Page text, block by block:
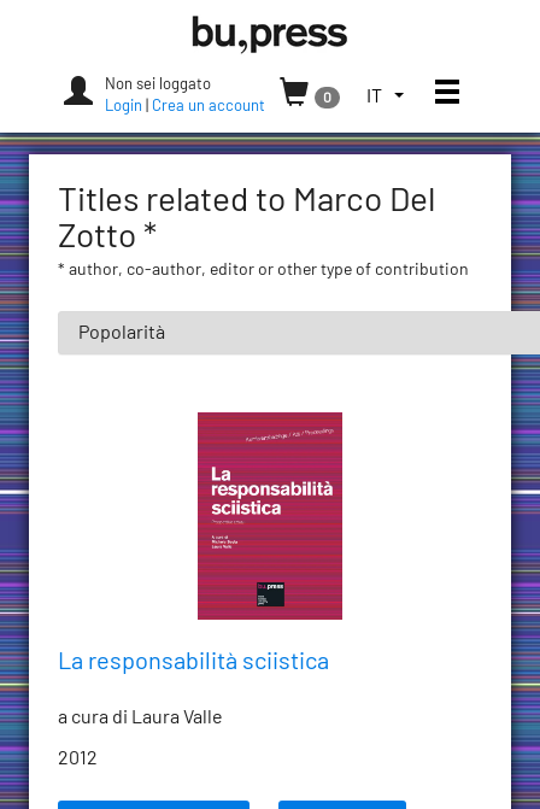
Press
Non sei loggato
Login
Crea un account
0
SELEZIONA
LINGUA.
ATTUALE:
IT Apri/
Titles related to Marco Del
Zotto *
* author, co-author, editor or other type of contribution
La responsabilità sciistica
a cura di Laura Valle
2012